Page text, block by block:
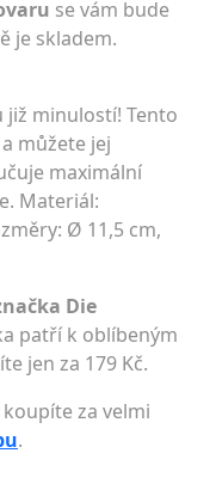
se vám bude
je skladem.
již minulostí! Tento
můžete jej
maximální
Materiál:
Ø 11,5 cm,
Die
patří k oblíbeným
jen za 179 Kč.
za velmi
.